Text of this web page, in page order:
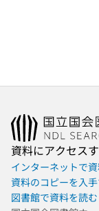
資料にアクセス
インターネットで
資料のコピーを入
図書館で資料を読む